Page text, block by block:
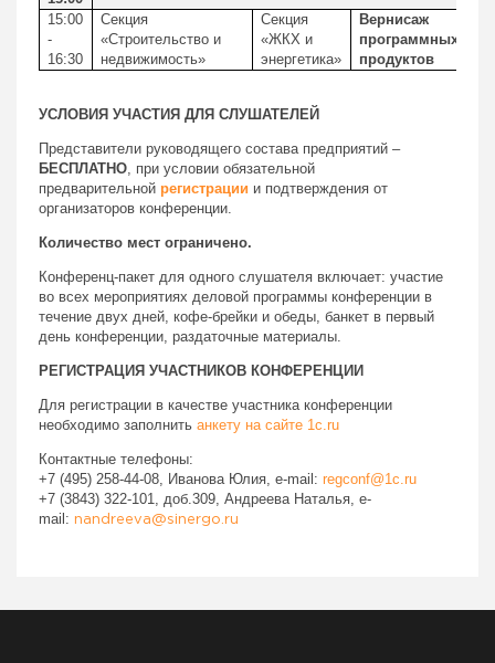
15:00
-
16:30
Секция
«Строительство и
недвижимость»
Секция
«ЖКХ и
энергетика»
Вернисаж
программных
продуктов
УСЛОВИЯ УЧАСТИЯ ДЛЯ СЛУШАТЕЛЕЙ
Представители руководящего состава предприятий –
БЕСПЛАТНО , при условии обязательной
предварительной регистрации и подтверждения от
организаторов конференции.
Количество мест ограничено.
Конференц-пакет для одного слушателя включает: участие
во всех мероприятиях деловой программы конференции в
течение двух дней, кофе-брейки и обеды, банкет в первый
день конференции, раздаточные материалы.
РЕГИСТРАЦИЯ УЧАСТНИКОВ КОНФЕРЕНЦИИ
Для регистрации в качестве участника конференции
необходимо заполнить анкету на сайте 1c.ru
Контактные телефоны:
+7 (495) 258-44-08, Иванова Юлия, e-mail: regconf@1c.ru
+7 (3843) 322-101, доб.309, Андреева Наталья, e-
mail: nandreeva@sinergo.ru